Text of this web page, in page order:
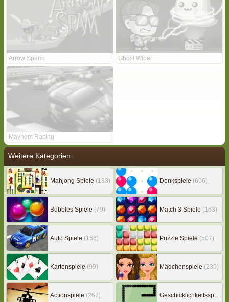
Arrow Spam Ghost Wiper
Mayhem Racing
Weitere Kategorien
Mahjong Spiele (133) Denkspiele (606)
Bubbles Spiele (79) Match 3 Spiele (163)
Auto Spiele (156) Puzzle Spiele (507)
Kartenspiele (99) Mädchenspiele (239)
Actionspiele (267) Geschicklichkeitsspiele